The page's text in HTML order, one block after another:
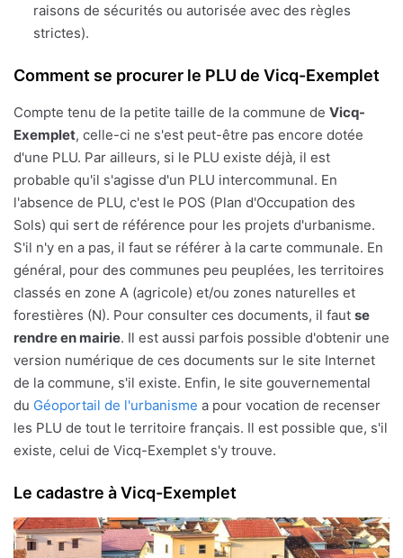
raisons de sécurités ou autorisée avec des règles
strictes).
Comment se procurer le PLU de Vicq-Exemplet
Compte tenu de la petite taille de la commune de Vicq-
Exemplet, celle-ci ne s'est peut-être pas encore dotée
d'une PLU. Par ailleurs, si le PLU existe déjà, il est
probable qu'il s'agisse d'un PLU intercommunal. En
l'absence de PLU, c'est le POS (Plan d'Occupation des
Sols) qui sert de référence pour les projets d'urbanisme.
S'il n'y en a pas, il faut se référer à la carte communale. En
général, pour des communes peu peuplées, les territoires
classés en zone A (agricole) et/ou zones naturelles et
forestières (N). Pour consulter ces documents, il faut se
rendre en mairie. Il est aussi parfois possible d'obtenir une
version numérique de ces documents sur le site Internet
de la commune, s'il existe. Enfin, le site gouvernemental
du Géoportail de l'urbanisme a pour vocation de recenser
les PLU de tout le territoire français. Il est possible que, s'il
existe, celui de Vicq-Exemplet s'y trouve.
Le cadastre à Vicq-Exemplet